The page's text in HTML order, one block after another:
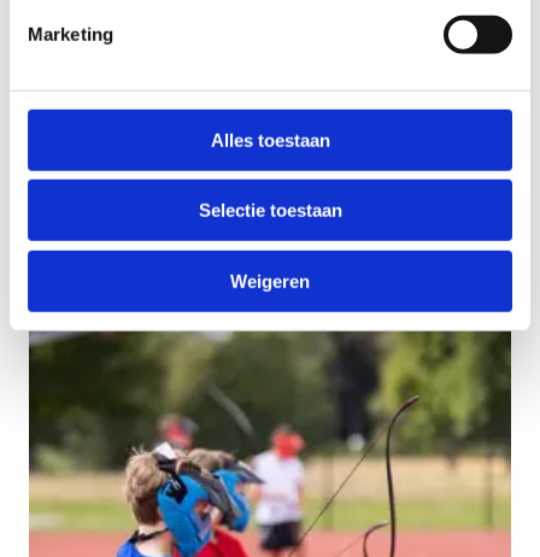
Marketing
Alles toestaan
Selectie toestaan
Weigeren
Sporten via onze partners
Waterjumppark
Freerunning (viaGet Insane)
Skateboard (viaGet Insane
Lasershooting (viaThe Gathering)